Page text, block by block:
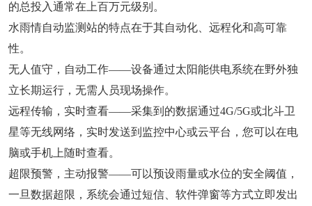
的总投入通常在上百万元级别。
水雨情自动监测站的特点在于其自动化、远程化和高可靠
性。
无人值守，自动工作——设备通过太阳能供电系统在野外独
立长期运行，无需人员现场操作。
远程传输，实时查看——采集到的数据通过4G/5G或北斗卫
星等无线网络，实时发送到监控中心或云平台，您可以在电
脑或手机上随时查看。
超限预警，主动报警——可以预设雨量或水位的安全阈值，
一旦数据超限，系统会通过短信、软件弹窗等方式立即发出